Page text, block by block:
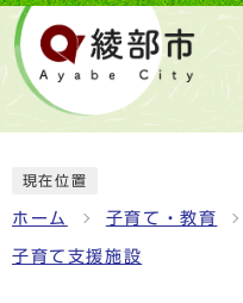
現在位置
ホーム 子育て・教育
子育て支援施設